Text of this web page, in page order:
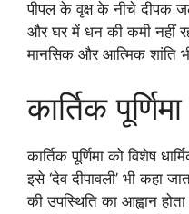
पीपल के वृक्ष के नीचे दीपक
और घर में धन की कमी नहीं
मानसिक और आत्मिक शांति भी
कार्तिक
कार्तिक पूर्णिमा को विशेष
इसे ‘देव दीपावली’ भी कहा
की उपस्थिति का आह्वान